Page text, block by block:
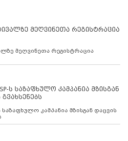
მეღვინეთა რეგისტრაცია
მეღვინეთა რეგისტრაცია
ს საზაფხულო კამპანია მზისგან
საზაფხულო კამპანია მზისგან დაცვის